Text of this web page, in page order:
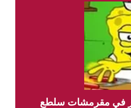
في مقرمشات سلطع